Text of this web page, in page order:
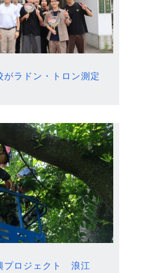
ラドン・トロン測定
プロジェクト 浪江